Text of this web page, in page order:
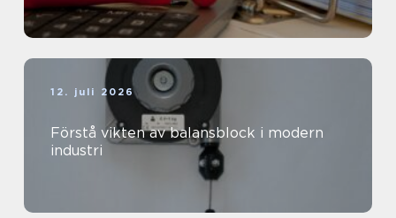
12. juli 2026
Förstå vikten av balansblock i modern
industri